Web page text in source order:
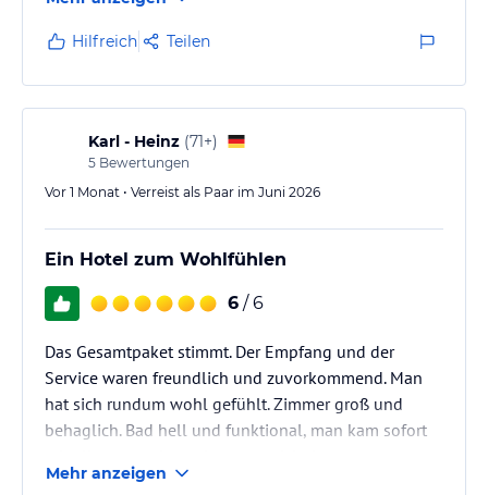
kennen wir beim Sonntagsfrühstück oft noch einige
Extras.Hilfreich Teilen
Karl - Heinz (71+)
5 Bewertungen
Vor 1 Monat • Verreist als Paar im Juni 2026
Ein Hotel zum Wohlfühlen
6 / 6
Das Gesamtpaket stimmt. Der Empfang und der
Service waren freundlich und zuvorkommend. Man
hat sich rundum wohl gefühlt. Zimmer groß und
behaglich. Bad hell und funktional, man kam sofort
rumprobieren.
Mehr anzeigen